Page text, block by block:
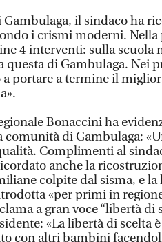
il sindaco ha
i crismi moderni.
4 interventi: sulla scuola
questa di Gambulaga. Nei
a portare a termine il
Bonaccini ha
comunità di Gambulaga:
Complimenti al
anche la
colpite dal sisma, e
«per primi in
a gran voce “libertà di
«La libertà di scelta
con altri bambini